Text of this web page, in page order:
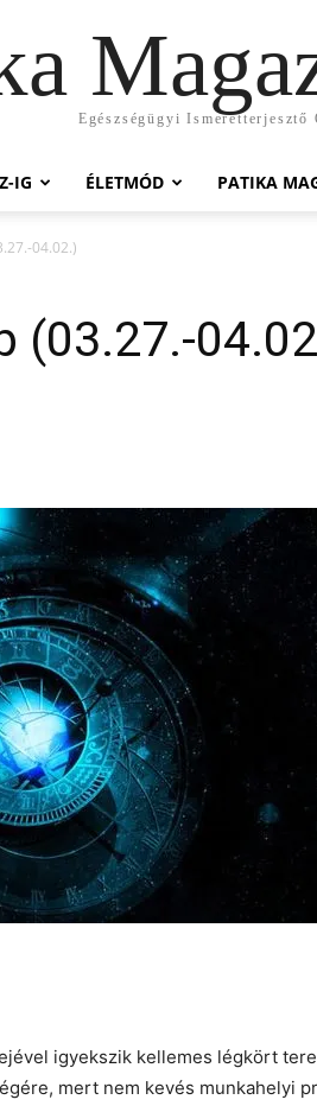
Egészségügyi Ismeretterjesztő
IG ÉLETMÓD PATIKA
04.02.)
(03.27.-
igyekszik kellemes légkört
mert nem kevés munkahelyi